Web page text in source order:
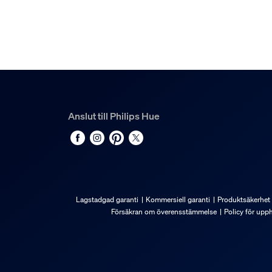
Anslut till Philips Hue
Lagstadgad garanti Kommersiell garanti Produktsäkerhet
Försäkran om överensstämmelse
Policy för